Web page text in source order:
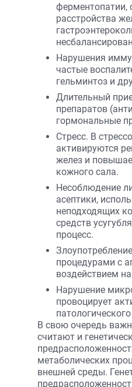
ферментопатии,
расстройства
Нарушения
частые
гельминтоз и
Длительный
препаратов
гормональные
Стресс. В
активируются
желез и
кожного сала.
Несоблюдение
асептики,
неподходящих
средств
процесс.
процедурами с
воздействием
Нарушение
провоцирует
В свою очередь
считают и
метаболических
внешней среды.